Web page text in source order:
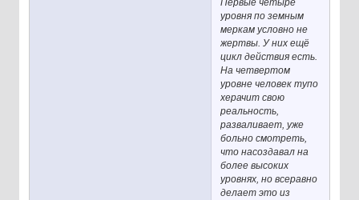
Первые четыре
уровня по земным
меркам условно не
жертвы. У них ещё
цикл действия есть.
На четвертом
уровне человек тупо
херачит свою
реальность,
разваливает, уже
больно смотреть,
что насоздавал на
более высоких
уровнях, но всеравно
делает это из